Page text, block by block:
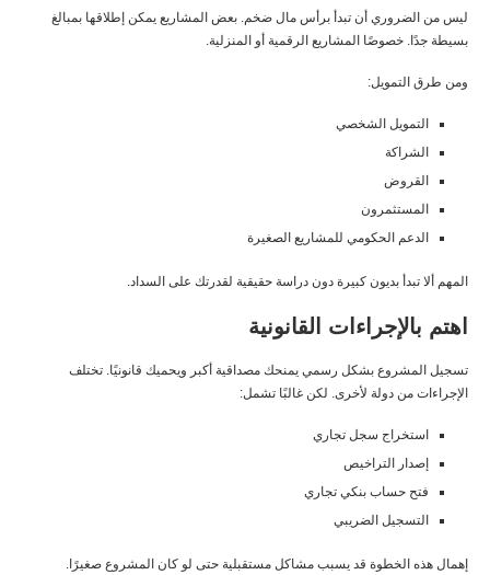
ليس من الضروري أن تبدأ برأس مال ضخم. بعض المشاريع يمكن إطلاقها بمبالغ
بسيطة جدًا. خصوصًا المشاريع الرقمية أو المنزلية.
ومن طرق التمويل:
التمويل الشخصي
الشراكة
القروض
المستثمرون
الدعم الحكومي للمشاريع الصغيرة
المهم ألا تبدأ بديون كبيرة دون دراسة حقيقية لقدرتك على السداد.
اهتم بالإجراءات القانونية
تسجيل المشروع بشكل رسمي يمنحك مصداقية أكبر ويحميك قانونيًا. تختلف
الإجراءات من دولة لأخرى. لكن غالبًا تشمل:
استخراج سجل تجاري
إصدار التراخيص
فتح حساب بنكي تجاري
التسجيل الضريبي
إهمال هذه الخطوة قد يسبب مشاكل مستقبلية حتى لو كان المشروع صغيرًا.